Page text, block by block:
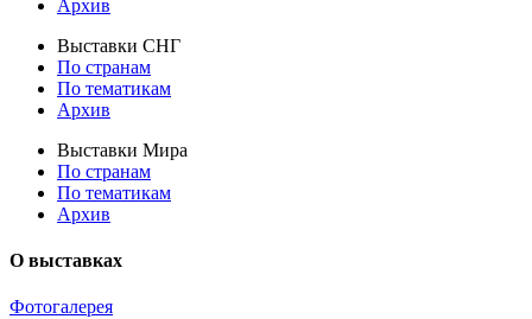
Архив
Выставки СНГ
По странам
По тематикам
Архив
Выставки Мира
По странам
По тематикам
Архив
О выставках
Фотогалерея